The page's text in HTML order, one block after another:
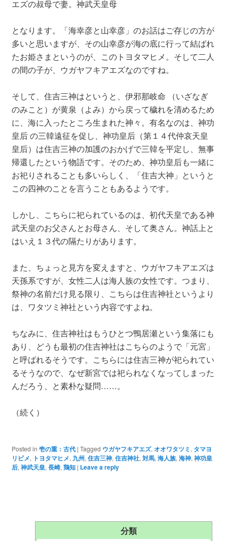
エズの叔母で妻。神武天皇母
となります。「海幸彦と山幸彦」のお話はご存じの方が
多いと思いますが、その山幸彦が海の底に行って結ばれ
たお姫さまというのが、このトヨタマヒメ。そして二人
の間の子が、ウガヤフキアエズなのですね。
そして、住吉三神はというと、伊邪那岐命 （いざなぎ
のみこと）が黄泉（よみ）から戻って穢れを清めるため
に、海に入ったところ生まれた神々。有名なのは、神功
皇后 の三韓遠征を促し、神功皇后（第１４代仲哀天皇
皇后）は住吉三神の加護のおかげで三韓を平定し、無事
帰還したという物語です。そのため、神功皇后も一緒に
お祀りされることも多いらしく、「住吉大神」というと
この四神のことを言うこともあるようです。
しかし、こちらに祀られているのは、初代天皇である神
武天皇のお父さんとお母さん、そして奥さん。神話上と
はいえ１３代の隔たりがあります。
また、ちょっと見方を変えますと、ウガヤフキアエズは
天孫系ですが、女性二人は海人族の女性です。つまり、
祭神の名前だけ見る限り、こちらは住吉神社というより
は、ワタツミ神社という内容ですよね。
ちなみに、住吉神社はもうひとつ鴨居瀬という集落にも
あり、どうも最初の住吉神社はこちらのようで「元宮」
と呼ばれるそうです。こちらには住吉三神が祀られてい
るそうなので、なぜ新宮では祀られなくなってしまった
んだろう、と素朴な疑問……。
（続く）
Posted in 壱の重：古代 | Tagged ウガヤフキアエズ, オオワタツミ , タマヨ
リビメ, トヨタマヒメ, 九州, 住吉三神, 住吉神社, 対馬, 海人族, 海神, 神功皇
后, 神武天皇, 長崎, 鶏知 | Leave a reply
分類